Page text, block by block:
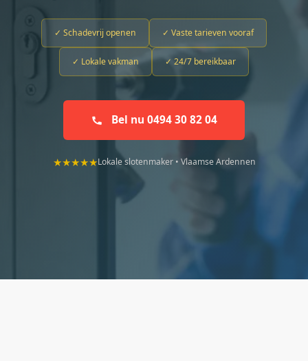
✓ Schadevrij openen ✓ Vaste tarieven vooraf
✓ Lokale vakman ✓ 24/7 bereikbaar
Bel nu 0494 30 82 04
★★★★★Lokale slotenmaker • Vlaamse Ardennen